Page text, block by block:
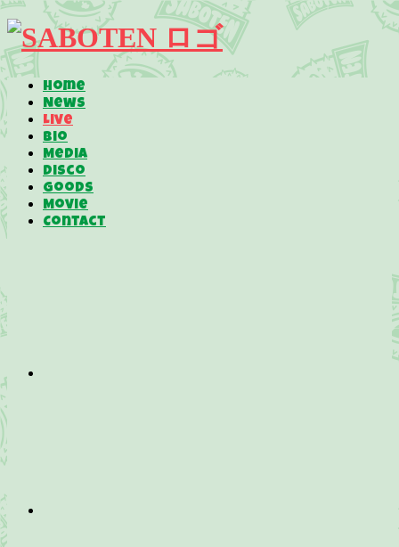
Home
News
Live
Bio
Media
Disco
Goods
Movie
Contact